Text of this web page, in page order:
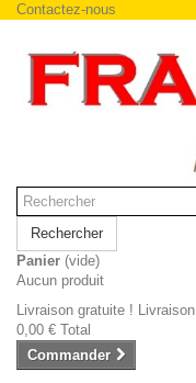
Contactez-nous
Rechercher
Panier (vide)
Aucun produit
Livraison gratuite ! Livraison
0,00 € Total
Commander